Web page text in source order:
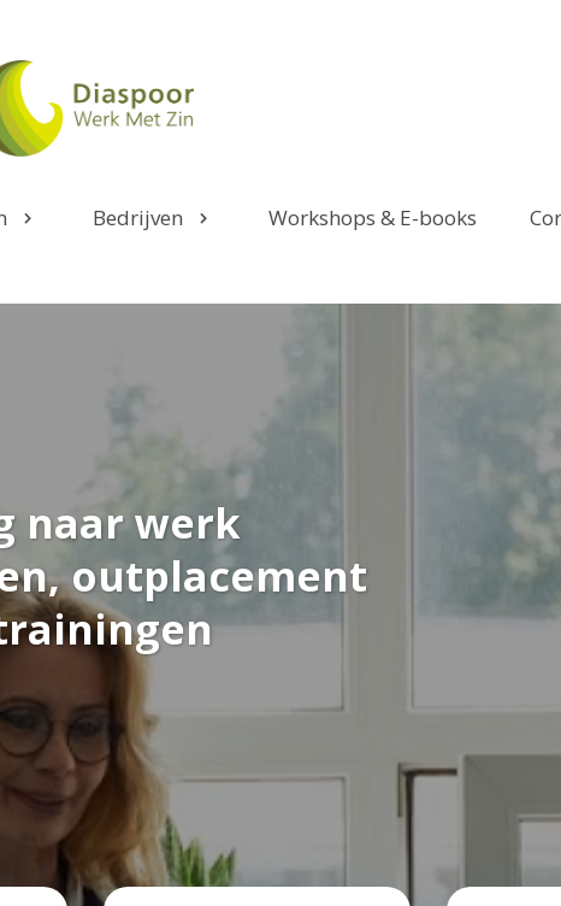
Bedrijven Workshops & E-books
naar werk
outplacement